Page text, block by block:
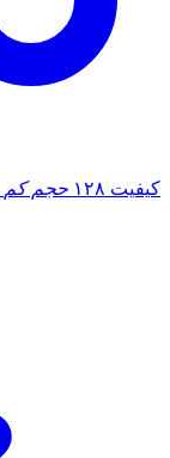
کیفیت ۱۲۸ حجم کم